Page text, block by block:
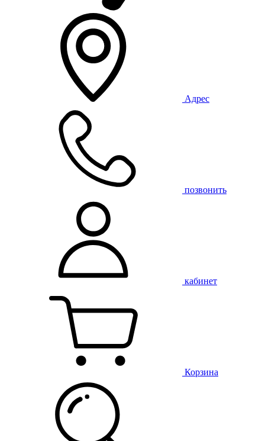
Адрес
позвонить
кабинет
Корзина